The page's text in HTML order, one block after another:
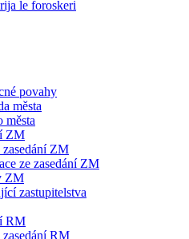
le foroskeri
povahy
města
města
ZM
zasedání ZM
ze zasedání ZM
ZM
zastupitelstva
RM
zasedání RM